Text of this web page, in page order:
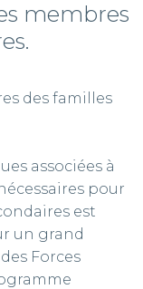
membres
des familles
associées à
pour
est
un grand
Forces